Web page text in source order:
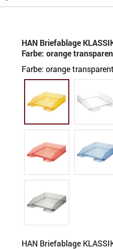
HAN Briefablage
Farbe: orange
Farbe: orange transparent
HAN Briefablage